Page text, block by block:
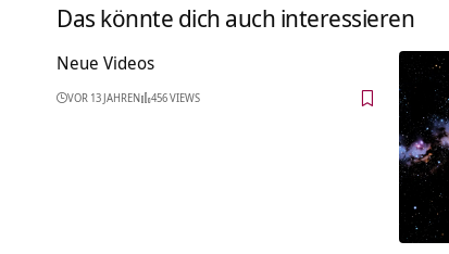
Das könnte dich auch interessieren
Neue Videos
VOR 13 JAHREN 456 VIEWS